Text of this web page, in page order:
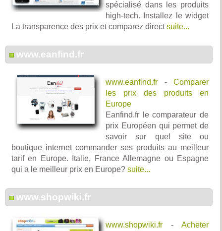
spécialisé dans les produits
high-tech. Installez le widget
La transparence des prix et comparez directsuite...
www.eanfind.fr
www.eanfind.fr - Comparer
les prix des produits en
Europe
Eanfind.fr le comparateur de
prix Européen qui permet de
savoir sur quel site ou
boutique internet commander ses produits au meilleur
tarif en Europe. Italie, France Allemagne ou Espagne
qui a le meilleur prix en Europe? suite...
www.shopwiki.fr
www.shopwiki.fr - Acheter